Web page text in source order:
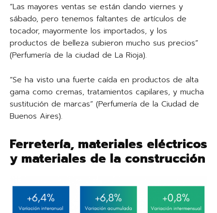
“Las mayores ventas se están dando viernes y
sábado, pero tenemos faltantes de artículos de
tocador, mayormente los importados, y los
productos de belleza subieron mucho sus precios”
(Perfumería de la ciudad de La Rioja).
“Se ha visto una fuerte caída en productos de alta
gama como cremas, tratamientos capilares, y mucha
sustitución de marcas” (Perfumería de la Ciudad de
Buenos Aires).
Ferretería, materiales eléctricos
y materiales de la construcción